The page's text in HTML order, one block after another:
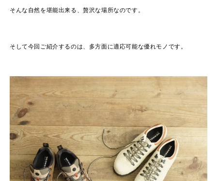
そんな自然を堪能出来る、贅沢な場所なのです。
そして今回ご紹介するのは、多方面に適応可能な優れモノです。